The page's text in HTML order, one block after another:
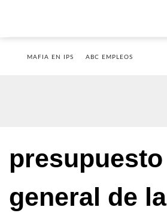
MAFIA EN IPS ABC EMPLEOS
presupuesto
general de la